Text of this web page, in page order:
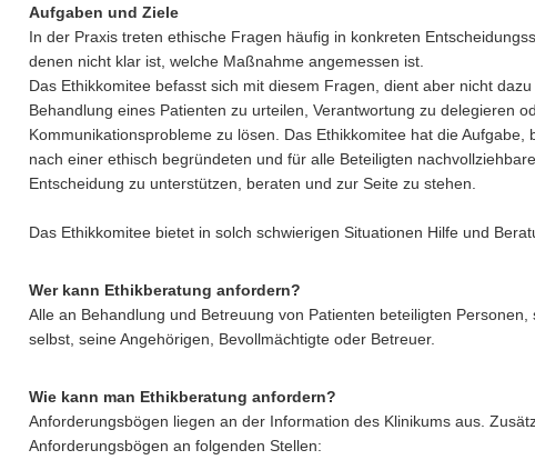
Aufgaben und Ziele
In der Praxis treten ethische Fragen häufig in konkreten
denen nicht klar ist, welche Maßnahme angemessen ist.
Das Ethikkomitee befasst sich mit diesem Fragen, dient aber nicht
Behandlung eines Patienten zu urteilen, Verantwortung zu delegieren
Kommunikationsprobleme zu lösen. Das Ethikkomitee hat die Aufgabe,
nach einer ethisch begründeten und für alle Beteiligten
Entscheidung zu unterstützen, beraten und zur Seite zu stehen.
Das Ethikkomitee bietet in solch schwierigen Situationen Hilfe und
Wer kann Ethikberatung anfordern?
Alle an Behandlung und Betreuung von Patienten beteiligten Personen,
selbst, seine Angehörigen, Bevollmächtigte oder Betreuer.
Wie kann man Ethikberatung anfordern?
Anforderungsbögen liegen an der Information des Klinikums aus.
Anforderungsbögen an folgenden Stellen: